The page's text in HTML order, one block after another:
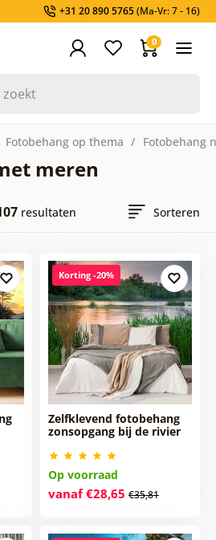
+31 20 890 5765(Ma-Vr: 7 - 16)
0
Fotobehang op thema Fotobehang
meren
resultaten Sorteren
Korting -20%
Zelfklevend fotobehang
zonsopgang bij de rivier
Op voorraad
vanaf €28,65 €35,81